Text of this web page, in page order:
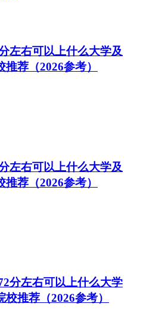
左右可以上什么大学及
荐（2026参考）
左右可以上什么大学及
荐（2026参考）
分左右可以上什么大学
推荐（2026参考）